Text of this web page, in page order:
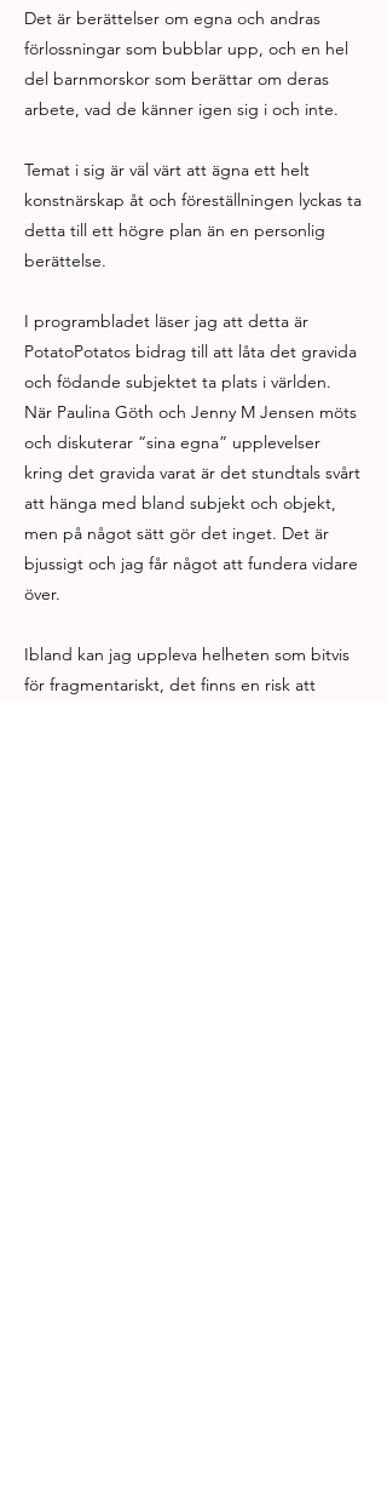
Det är berättelser om egna och andras
förlossningar som bubblar upp, och en hel
del barnmorskor som berättar om deras
arbete, vad de känner igen sig i och inte.
Temat i sig är väl värt att ägna ett helt
konstnärskap åt och föreställningen lyckas ta
detta till ett högre plan än en personlig
berättelse.
I programbladet läser jag att detta är
PotatoPotatos bidrag till att låta det gravida
och födande subjektet ta plats i världen.
När Paulina Göth och Jenny M Jensen möts
och diskuterar “sina egna” upplevelser
kring det gravida varat är det stundtals svårt
att hänga med bland subjekt och objekt,
men på något sätt gör det inget. Det är
bjussigt och jag får något att fundera vidare
över.
Ibland kan jag uppleva helheten som bitvis
för fragmentariskt, det finns en risk att